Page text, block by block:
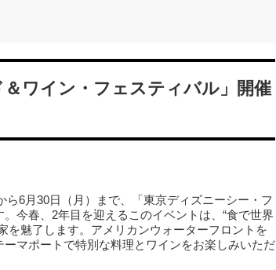
ワイン・フェスティバル」開催
6月30日（月）まで、「東京ディズニーシー・フ
今春、2年目を迎えるこのイベントは、“食で世界
を魅了します。アメリカンウォーターフロントを
マポートで特別な料理とワインをお楽しみいただ